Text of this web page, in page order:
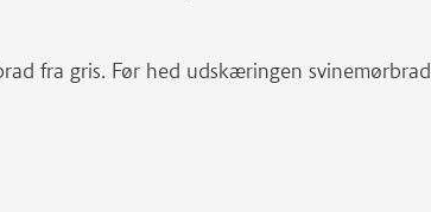
fra gris. Før hed udskæringen svinemørbrad